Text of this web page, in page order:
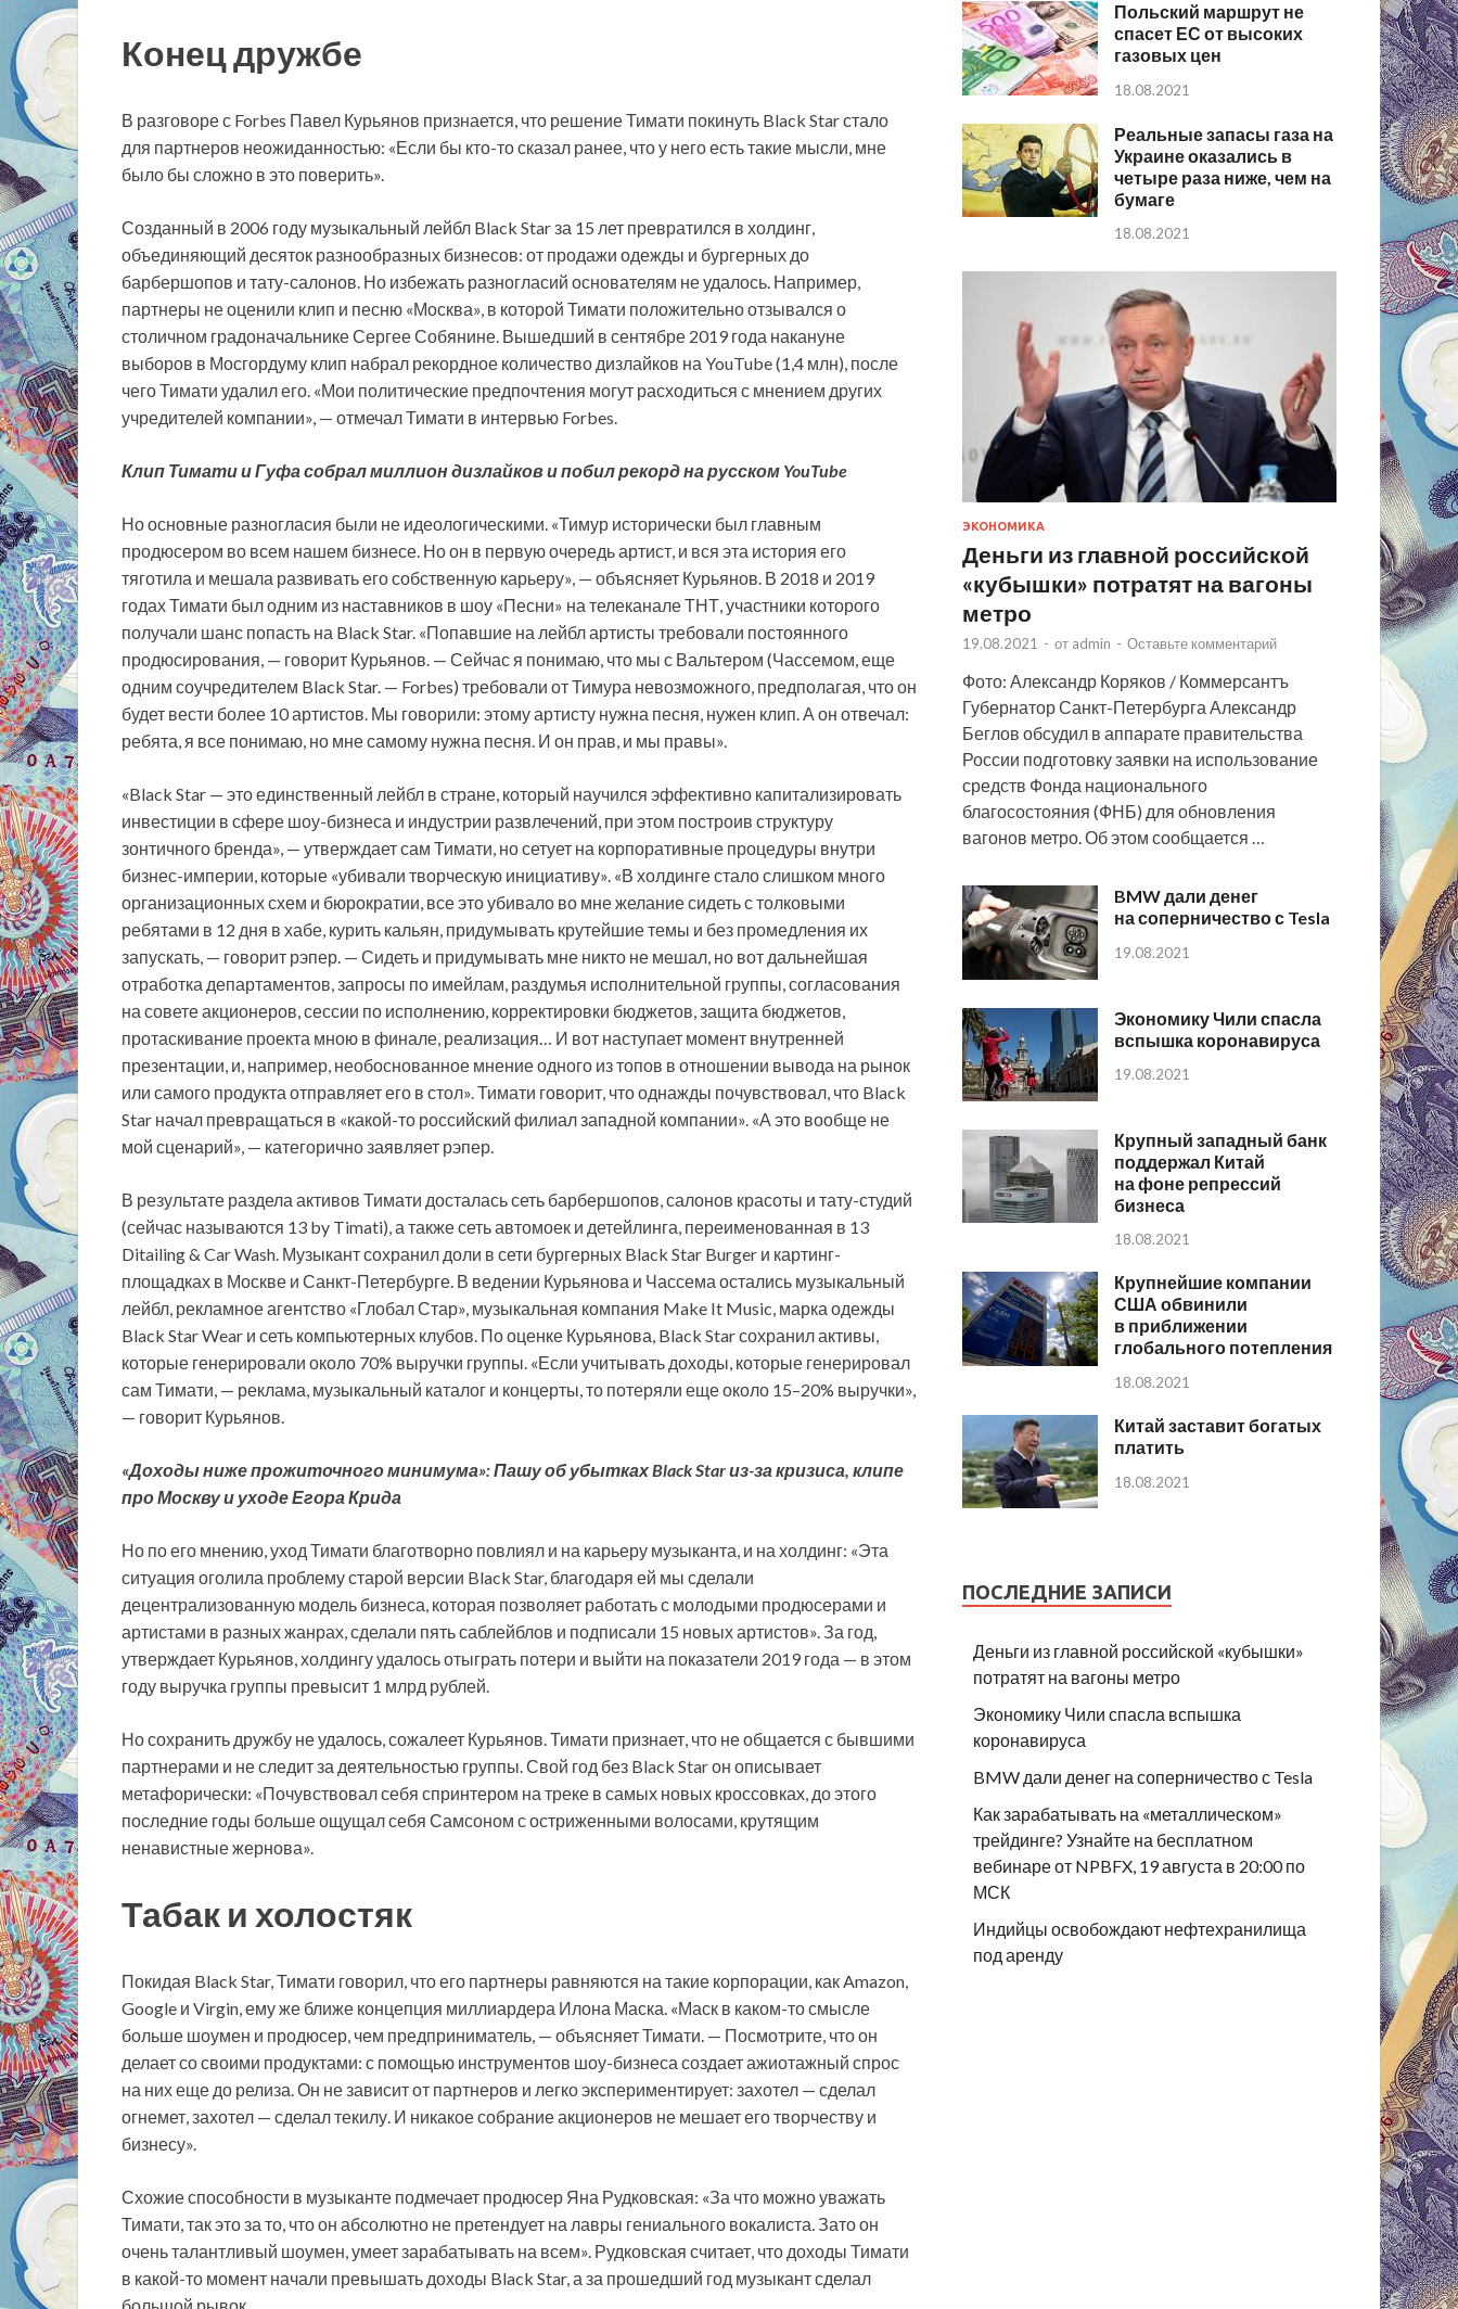
Конец дружбе
В разговоре с Forbes Павел Курьянов признается, что решение Тимати покинуть Black Star стало
для партнеров неожиданностью: «Если бы кто-то сказал ранее, что у него есть такие мысли, мне
было бы сложно в это поверить».
Созданный в 2006 году музыкальный лейбл Black Star за 15 лет превратился в холдинг,
объединяющий десяток разнообразных бизнесов: от продажи одежды и бургерных до
барбершопов и тату-­салонов. Но избежать разногласий основателям не удалось. Например,
партнеры не оценили клип и песню «Москва», в которой Тимати положительно отзывался о
столичном градоначальнике Сергее Собянине. Вышедший в сентябре 2019 года накануне
выборов в Мосгордуму клип набрал рекордное количество дизлайков на YouTube (1,4 млн), после
чего Тимати удалил его. «Мои политические предпочтения могут расходиться с мнением других
учредителей компании», — отмечал Тимати в интервью Forbes.
Клип Тимати и Гуфа собрал миллион дизлайков и побил рекорд на русском YouTube
Но основные разногласия были не идеологическими. «Тимур исторически был главным
продюсером во всем нашем бизнесе. Но он в первую очередь артист, и вся эта история его
тяготила и мешала развивать его собственную карьеру», — объясняет Курьянов. В 2018 и 2019
годах Тимати был одним из наставников в шоу «Песни» на телеканале ТНТ, участники которого
получали шанс попасть на Black Star. «Попавшие на лейбл артисты требовали постоянного
продюсирования, — говорит Курьянов. — Сейчас я понимаю, что мы с Вальтером (Чассемом, еще
одним соучредителем Black Star. — Forbes) требовали от Тимура невозможного, предполагая, что он
будет вести более 10 артистов. Мы говорили: этому артисту нужна песня, нужен клип. А он отвечал:
ребята, я все понимаю, но мне самому нужна песня. И он прав, и мы правы».
«Black Star — это единственный лейбл в стране, который научился эффективно капитализировать
инвестиции в сфере шоу-бизнеса и индустрии развлечений, при этом построив структуру
зонтичного бренда», — утверждает сам Тимати, но сетует на корпоративные процедуры внутри
бизнес-империи, которые «убивали творческую инициативу». «В холдинге стало слишком много
организационных схем и бюрократии, все это убивало во мне желание сидеть с толковыми
ребятами в 12 дня в хабе, курить кальян, придумывать крутейшие темы и без промедления их
запускать, — говорит рэпер. — Сидеть и придумывать мне никто не мешал, но вот дальнейшая
отработка департаментов, запросы по имейлам, раздумья исполнительной группы, согласования
на совете акционеров, сессии по исполнению, корректировки бюджетов, защита бюджетов,
протаскивание проекта мною в финале, реализация… И вот наступает момент внутренней
презентации, и, например, необоснованное мнение одного из топов в отношении вывода на рынок
или самого продукта отправляет его в стол». Тимати говорит, что однажды почувствовал, что Black
Star начал превращаться в «какой-то российский филиал западной компании». «А это вообще не
мой сценарий», — категорично заявляет рэпер.
В результате раздела активов Тимати досталась сеть барбершопов, салонов красоты и тату-студий
(сейчас называются 13 by Timati), а также сеть автомоек и детейлинга, переименованная в 13
Ditailing & Car Wash. Музыкант сохранил доли в сети бургерных Black Star Burger и картинг-
площадках в Москве и Санкт-Петербурге. В ведении Курьянова и Чассема остались музыкальный
лейбл, рекламное агентство «Глобал Стар», музыкальная компания Make It Music, марка одежды
Black Star Wear и сеть компьютерных клубов. По оценке Курьянова, Black Star сохранил активы,
которые генерировали около 70% выручки группы. «Если учитывать доходы, которые генерировал
сам Тимати, — реклама, музыкальный каталог и концерты, то потеряли еще около 15–20% выручки»,
— говорит Курьянов.
«Доходы ниже прожиточного минимума»: Пашу об убытках Black Star из-за кризиса, клипе
про Москву и уходе Егора Крида
Но по его мнению, уход Тимати благотворно повлиял и на карьеру музыканта, и на холдинг: «Эта
ситуация оголила проблему старой версии Black Star, благодаря ей мы сделали
децентрализованную модель бизнеса, которая позволяет работать с молодыми продюсерами и
артистами в разных жанрах, сделали пять саблейблов и подписали 15 новых артистов». За год,
утверждает Курьянов, холдингу удалось отыграть потери и выйти на показатели 2019 года — в этом
году выручка группы превысит 1 млрд рублей.
Но сохранить дружбу не удалось, сожалеет Курьянов. Тимати признает, что не общается с бывшими
партнерами и не следит за деятельностью группы. Свой год без Black Star он описывает
метафорически: «Почувствовал себя спринтером на треке в самых новых кроссовках, до этого
последние годы больше ощущал себя Самсоном с остриженными волосами, крутящим
ненавистные жернова».
Табак и холостяк
Покидая Black Star, Тимати говорил, что его партнеры равняются на такие корпорации, как Amazon,
Google и Virgin, ему же ближе концепция миллиардера Илона Маска. «Маск в каком-то смысле
больше шоумен и продюсер, чем предприниматель, — объясняет Тимати. — Посмотрите, что он
делает со своими продуктами: с помощью инструментов шоу-бизнеса создает ажиотажный спрос
на них еще до релиза. Он не зависит от партнеров и легко экспериментирует: захотел — сделал
огнемет, захотел — сделал текилу. И никакое собрание акционеров не мешает его творчеству и
бизнесу».
Схожие способности в музыканте подмечает продюсер Яна Рудковская: «За что можно уважать
Тимати, так это за то, что он абсолютно не претендует на лавры гениального вокалиста. Зато он
очень талантливый шоумен, умеет зарабатывать на всем». Рудковская считает, что доходы Тимати
в какой-то момент начали превышать доходы Black Star, а за прошедший год музыкант сделал
Польский маршрут не
спасет ЕС от высоких
газовых цен
18.08.2021
Реальные запасы газа на
Украине оказались в
четыре раза ниже, чем на
бумаге
18.08.2021
ЭКОНОМИКА
Деньги из главной российской
«кубышки» потратят на вагоны
метро
19.08.2021 - от admin - Оставьте комментарий
Фото: Александр Коряков / Коммерсантъ
Губернатор Санкт-Петербурга Александр
Беглов обсудил в аппарате правительства
России подготовку заявки на использование
средств Фонда национального
благосостояния (ФНБ) для обновления
вагонов метро. Об этом сообщается …
BMW дали денег
на соперничество с Tesla
19.08.2021
Экономику Чили спасла
вспышка коронавируса
19.08.2021
Крупный западный банк
поддержал Китай
на фоне репрессий
бизнеса
18.08.2021
Крупнейшие компании
США обвинили
в приближении
глобального потепления
18.08.2021
Китай заставит богатых
платить
18.08.2021
ПОСЛЕДНИЕ ЗАПИСИ
Деньги из главной российской «кубышки»
потратят на вагоны метро
Экономику Чили спасла вспышка
коронавируса
BMW дали денег на соперничество с Tesla
Как зарабатывать на «металлическом»
трейдинге? Узнайте на бесплатном
вебинаре от NPBFX, 19 августа в 20:00 по
МСК
Индийцы освобождают нефтехранилища
под аренду